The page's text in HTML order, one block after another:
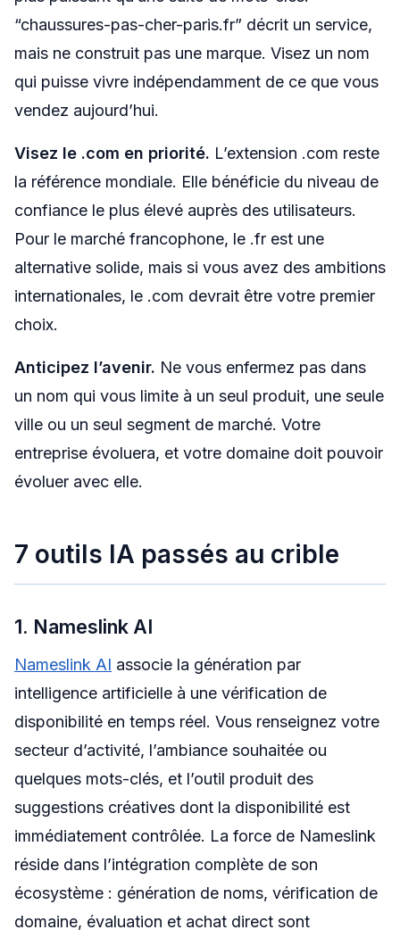
“chaussures-pas-cher-paris.fr” décrit un service,
mais ne construit pas une marque. Visez un nom
qui puisse vivre indépendamment de ce que vous
vendez aujourd’hui.
Visez le .com en priorité. L’extension .com reste
la référence mondiale. Elle bénéficie du niveau de
confiance le plus élevé auprès des utilisateurs.
Pour le marché francophone, le .fr est une
alternative solide, mais si vous avez des ambitions
internationales, le .com devrait être votre premier
choix.
Anticipez l’avenir. Ne vous enfermez pas dans
un nom qui vous limite à un seul produit, une seule
ville ou un seul segment de marché. Votre
entreprise évoluera, et votre domaine doit pouvoir
évoluer avec elle.
7 outils IA passés au crible
1. Nameslink AI
Nameslink AI associe la génération par
intelligence artificielle à une vérification de
disponibilité en temps réel. Vous renseignez votre
secteur d’activité, l’ambiance souhaitée ou
quelques mots-clés, et l’outil produit des
suggestions créatives dont la disponibilité est
immédiatement contrôlée. La force de Nameslink
réside dans l’intégration complète de son
écosystème : génération de noms, vérification de
domaine, évaluation et achat direct sont